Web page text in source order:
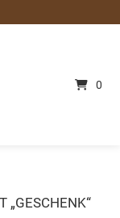
0
„GESCHENK“